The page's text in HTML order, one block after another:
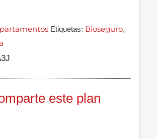
Etiquetas: Bioseguro,
este plan